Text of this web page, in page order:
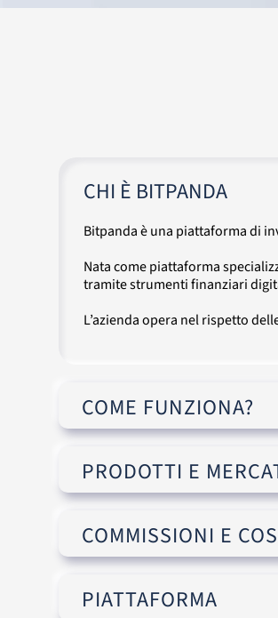
CHI È BITPANDA
Bitpanda è una piattaforma di
Nata come piattaforma
tramite strumenti finanziari
L’azienda opera nel rispetto
COME FUNZIONA?
PRODOTTI E
COMMISSIONI E
PIATTAFORMA